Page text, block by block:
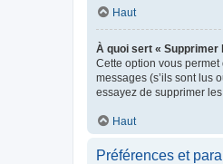
Haut
À quoi sert « Supprimer
Cette option vous
messages (s’ils sont lus
essayez de supprimer
Haut
Préférences et